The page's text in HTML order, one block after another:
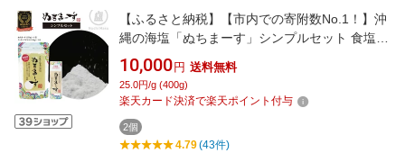
【ふるさと納税】【市内での寄附数No.1！】沖
縄の海塩「ぬちまーす」シンプルセット 食塩
塩 調味料 食卓塩 詰め替え用 シーソルト 人気返
礼品 海塩 沖縄 うるま市 果報バンタ
10,000 円 送料無料
25.0円/g (400g)
楽天カード決済で楽天ポイント付与
2個
4.79(43件)